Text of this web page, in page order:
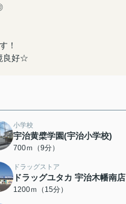
！
良好☆
小学校
宇治黄檗学園(宇治小学校)
700ｍ（9分）
ドラッグストア
ドラッグユタカ 宇治木幡南店
1200ｍ（15分）